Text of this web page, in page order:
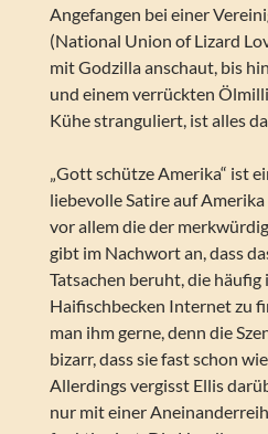
Angefangen bei einer
(National Union of Lizard
mit Godzilla anschaut, bis
und einem verrückten
Kühe stranguliert, ist alles
„Gott schütze Amerika“ ist
liebevolle Satire auf
vor allem die der
gibt im Nachwort an, dass
Tatsachen beruht, die häufig
Haifischbecken Internet zu
man ihm gerne, denn die
bizarr, dass sie fast schon
Allerdings vergisst Ellis
nur mit einer